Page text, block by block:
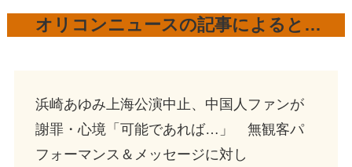
オリコンニュースの記事によると…
浜崎あゆみ上海公演中止、中国人ファンが
謝罪・心境「可能であれば…」 無観客パ
フォーマンス＆メッセージに対し